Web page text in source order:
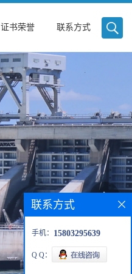
证书荣誉 联系方式
联系方式
手机： 15803295639
Q Q：